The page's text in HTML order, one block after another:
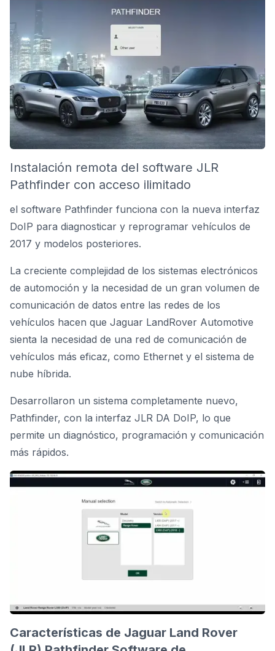
Instalación remota del software JLR
Pathfinder con acceso ilimitado
el software Pathfinder funciona con la nueva interfaz
DoIP para diagnosticar y reprogramar vehículos de
2017 y modelos posteriores.
La creciente complejidad de los sistemas electrónicos
de automoción y la necesidad de un gran volumen de
comunicación de datos entre las redes de los
vehículos hacen que Jaguar LandRover Automotive
sienta la necesidad de una red de comunicación de
vehículos más eficaz, como Ethernet y el sistema de
nube híbrida.
Desarrollaron un sistema completamente nuevo,
Pathfinder, con la interfaz JLR DA DoIP, lo que
permite un diagnóstico, programación y comunicación
más rápidos.
Características de Jaguar Land Rover